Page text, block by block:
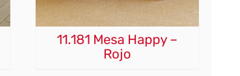
11.181 Mesa Happy –
Rojo